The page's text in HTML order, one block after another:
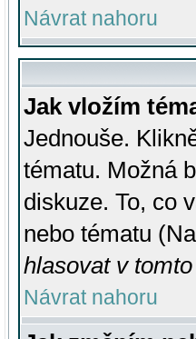
Návrat nahoru
Jak vložím
Jednouše.
tématu. Možná
diskuze. To, co
nebo tématu
hlasovat v
Návrat nahoru